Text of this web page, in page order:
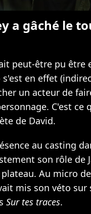
a gâché le
peut-être pu
s'est en effet
un acteur de
C'est ce
de David.
au casting
son rôle de
Au micro
mis son véto sur
Sur tes traces.